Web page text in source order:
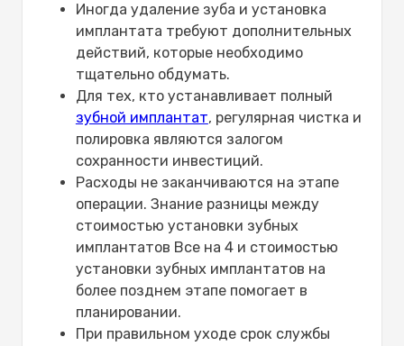
Иногда удаление зуба и установка
имплантата требуют дополнительных
действий, которые необходимо
тщательно обдумать.
Для тех, кто устанавливает полный
зубной имплантат, регулярная чистка и
полировка являются залогом
сохранности инвестиций.
Расходы не заканчиваются на этапе
операции. Знание разницы между
стоимостью установки зубных
имплантатов Все на 4 и стоимостью
установки зубных имплантатов на
более позднем этапе помогает в
планировании.
При правильном уходе срок службы